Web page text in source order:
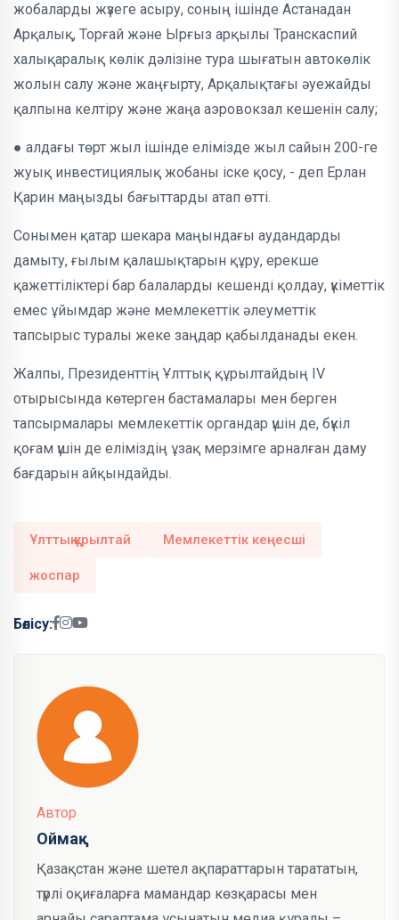
жобаларды жүзеге асыру, соның ішінде Астанадан
Арқалық, Торғай және Ырғыз арқылы Транскаспий
халықаралық көлік дәлізіне тура шығатын автокөлік
жолын салу және жаңғырту, Арқалықтағы әуежайды
қалпына келтіру және жаңа аэровокзал кешенін салу;
● алдағы төрт жыл ішінде елімізде жыл сайын 200-ге
жуық инвестициялық жобаны іске қосу, - деп Ерлан
Қарин маңызды бағыттарды атап өтті.
Сонымен қатар шекара маңындағы аудандарды
дамыту, ғылым қалашықтарын құру, ерекше
қажеттіліктері бар балаларды кешенді қолдау, үкіметтік
емес ұйымдар және мемлекеттік әлеуметтік
тапсырыс туралы жеке заңдар қабылданады екен.
Жалпы, Президенттің Ұлттық құрылтайдың IV
отырысында көтерген бастамалары мен берген
тапсырмалары мемлекеттік органдар үшін де, бүкіл
қоғам үшін де еліміздің ұзақ мерзімге арналған даму
бағдарын айқындайды.
Ұлттық құрылтай Мемлекеттік кеңесші
жоспар
Бөлісу:
Автор
Оймақ
Қазақстан және шетел ақпараттарын тарататын,
түрлі оқиғаларға мамандар көзқарасы мен